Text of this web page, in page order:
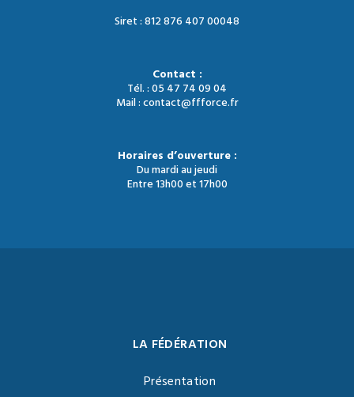
Siret : 812 876 407 00048
Contact :
Tél. : 05 47 74 09 04
Mail : contact@ffforce.fr
Horaires d’ouverture :
Du mardi au jeudi
Entre 13h00 et 17h00
LA FÉDÉRATION
Présentation